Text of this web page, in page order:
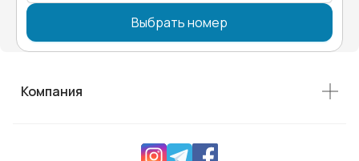
Выбрать номер
Компания